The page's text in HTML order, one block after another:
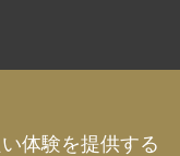
体験を提供する